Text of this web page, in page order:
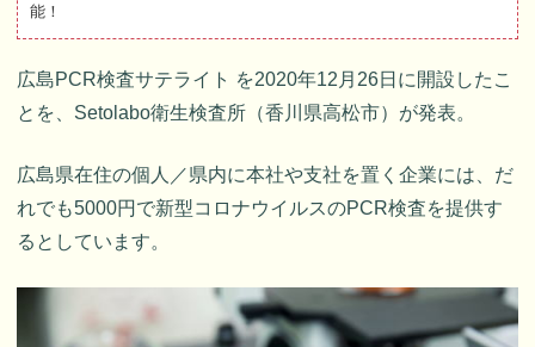
能！
広島PCR検査サテライト を2020年12月26日に開設したこ
とを、Setolabo衛生検査所（香川県高松市）が発表。
広島県在住の個人／県内に本社や支社を置く企業には、だ
れでも5000円で新型コロナウイルスのPCR検査を提供す
るとしています。